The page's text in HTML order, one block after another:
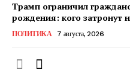
Трамп ограничил
рождения: кого затронут
ПОЛИТИКА 7 августа, 2026